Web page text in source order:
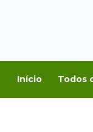
Início Todos